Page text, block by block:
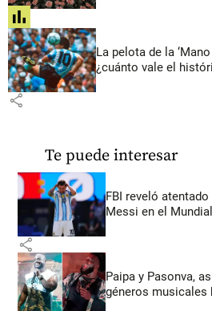
share
La pelota de la
¿cuánto vale el
share
Te puede interesar
FBI reveló
Messi en el
share
Paipa y Pasonva,
géneros musicales